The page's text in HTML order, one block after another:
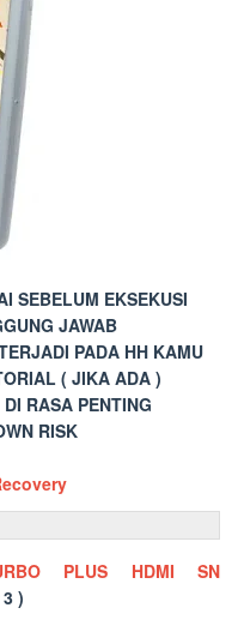
SEBELUM EKSEKUSI
JAWAB
PADA HH KAMU
( JIKA ADA )
RASA PENTING
RISK
PLUS HDMI SN
)